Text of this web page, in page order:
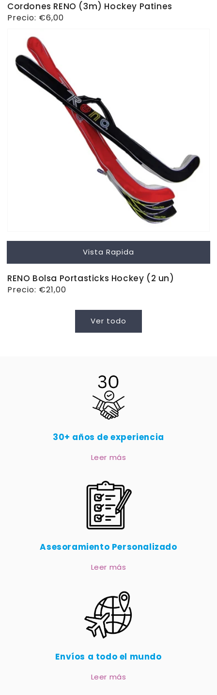
Cordones RENO (3m) Hockey Patines
Precio
Precio: €6,00
Vista Rapida
RENO Bolsa Portasticks Hockey (2 un)
Precio
Precio: €21,00
Ver todo
30+ años de experiencia
Leer más
Asesoramiento Personalizado
Leer más
Envíos a todo el mundo
Leer más